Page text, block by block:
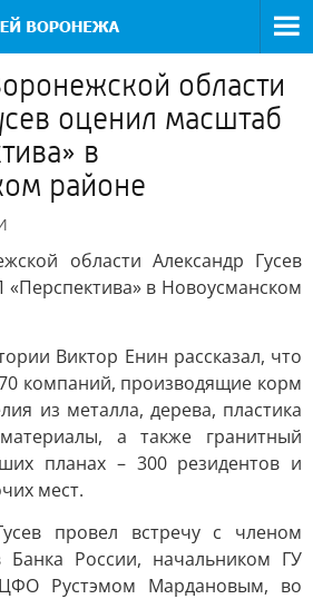
области
оценил масштаб
в
районе
области Александр Гусев
в Новоусманском
Виктор Енин рассказал, что
компаний, производящие корм
из металла, дерева, пластика
а также гранитный
планах – 300 резидентов и
мест.
провел встречу с членом
Банка России, начальником ГУ
Рустэмом Мардановым, во